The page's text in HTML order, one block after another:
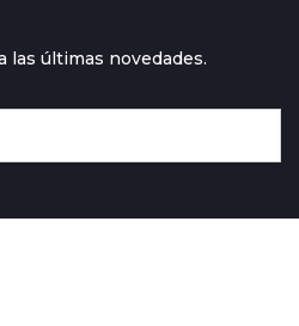
las últimas novedades.